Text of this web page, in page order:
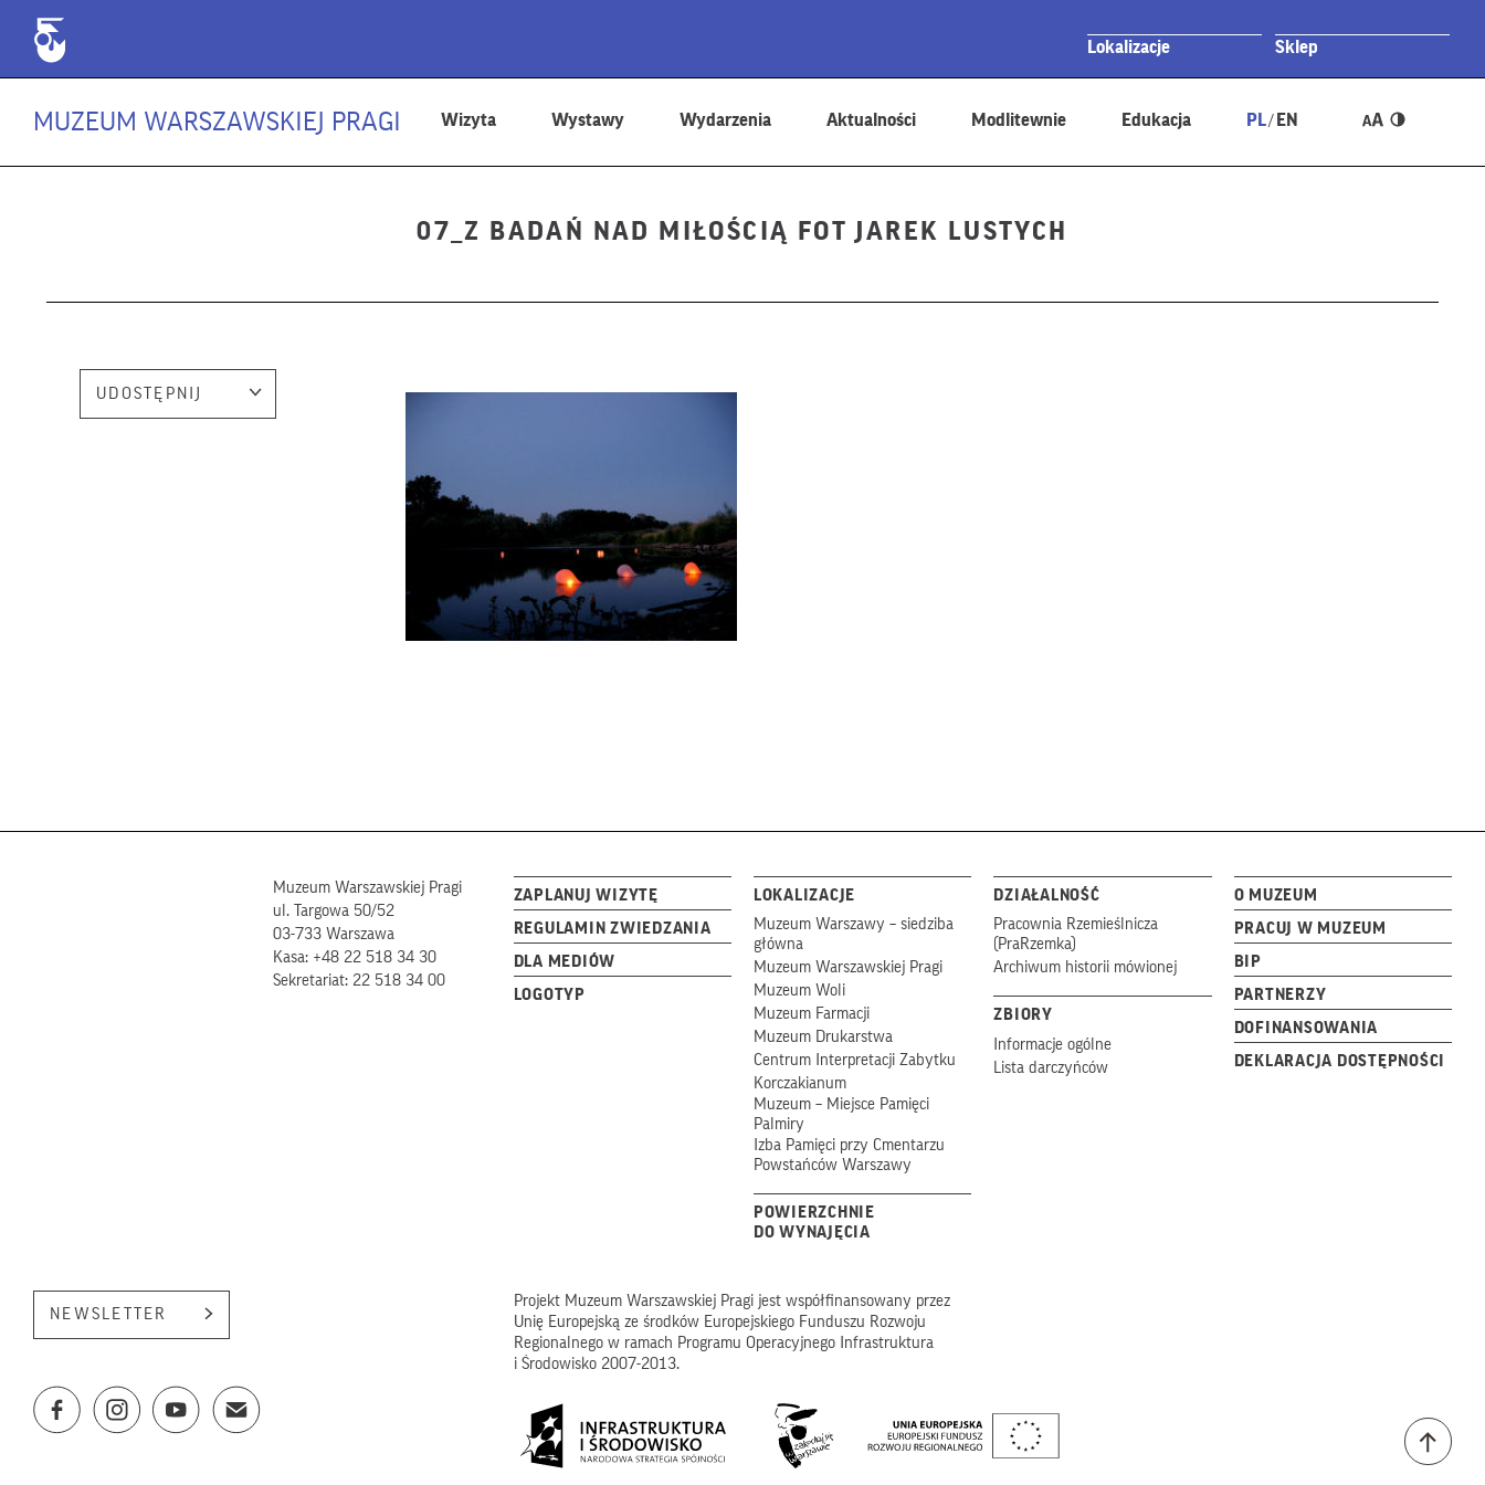
Lokalizacje Sklep
MUZEUM WARSZAWSKIEJ PRAGI Wizyta Wystawy Wydarzenia Aktualności Modlitewnie Edukacja PL/ EN
07_Z BADAŃ NAD MIŁOŚCIĄ FOT JAREK LUSTYCH
UDOSTĘPNIJ
Muzeum Warszawskiej Pragi
ul. Targowa 50/52
03-733 Warszawa
Kasa: +48 22 518 34 30
Sekretariat: 22 518 34 00
ZAPLANUJ WIZYTĘ
REGULAMIN ZWIEDZANIA
DLA MEDIÓW
LOGOTYP
LOKALIZACJE
Muzeum Warszawy – siedziba
główna
Muzeum Warszawskiej Pragi
Muzeum Woli
Muzeum Farmacji
Muzeum Drukarstwa
Centrum Interpretacji Zabytku
Korczakianum
Muzeum – Miejsce Pamięci
Palmiry
Izba Pamięci przy Cmentarzu
Powstańców Warszawy
POWIERZCHNIE
DO WYNAJĘCIA
DZIAŁALNOŚĆ
Pracownia Rzemieślnicza
(PraRzemka)
Archiwum historii mówionej
ZBIORY
Informacje ogólne
Lista darczyńców
O MUZEUM
PRACUJ W MUZEUM
BIP
PARTNERZY
DOFINANSOWANIA
DEKLARACJA DOSTĘPNOŚCI
NEWSLETTER
Projekt Muzeum Warszawskiej Pragi jest współfinansowany przez
Unię Europejską ze środków Europejskiego Funduszu Rozwoju
Regionalnego w ramach Programu Operacyjnego Infrastruktura
i Środowisko 2007-2013.